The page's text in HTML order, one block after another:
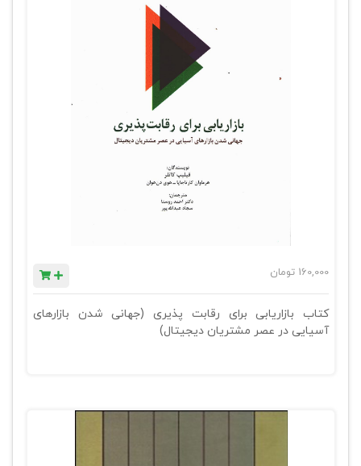
160,000 تومان
کتاب بازاریابی برای رقابت پذیری (جهانی شدن بازارهای
آسیایی در عصر مشتریان دیجیتال)